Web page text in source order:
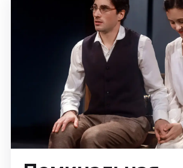
Август 2026
Сентябрь 2026
Октябрь 2026
Ноябрь 2026